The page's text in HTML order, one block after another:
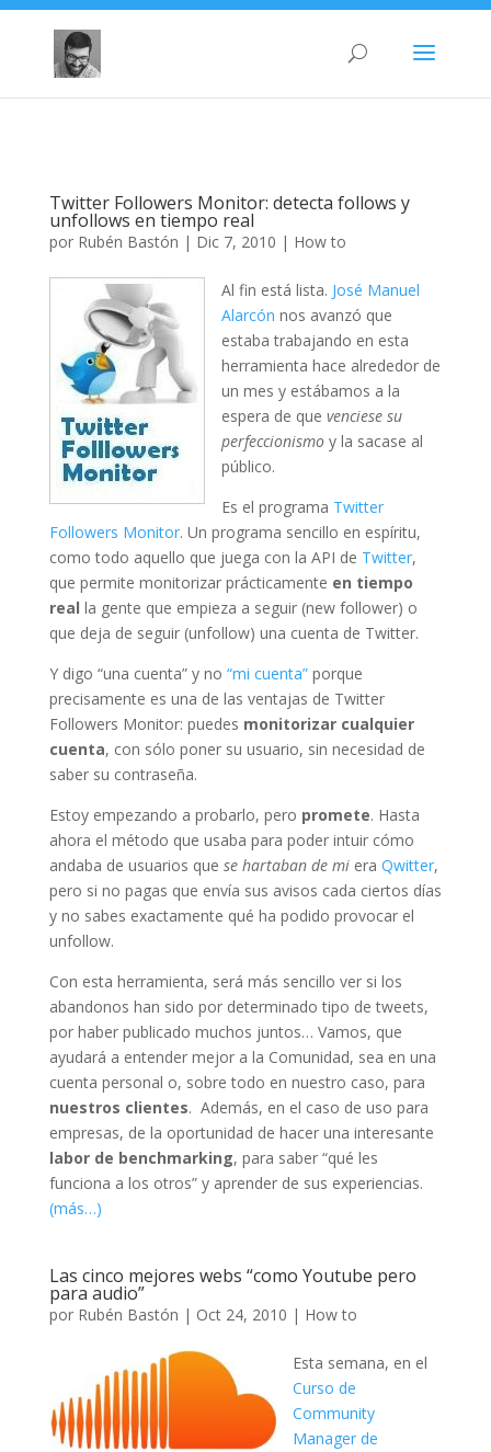
Twitter Followers Monitor: detecta follows y
unfollows en tiempo real
por Rubén Bastón | Dic 7, 2010 | How to
Al fin está lista. José Manuel
Alarcón nos avanzó que
estaba trabajando en esta
herramienta hace alrededor de
un mes y estábamos a la
espera de que venciese su
perfeccionismoy la sacase al
público.
Es el programa Twitter
Followers Monitor. Un programa sencillo en espíritu,
como todo aquello que juega con la API de Twitter,
que permite monitorizar prácticamente en tiempo
real la gente que empieza a seguir (new follower) o
que deja de seguir (unfollow) una cuenta de Twitter.
Y digo “una cuenta” y no “mi cuenta”porque
precisamente es una de las ventajas de Twitter
Followers Monitor: puedes monitorizar cualquier
cuenta, con sólo poner su usuario, sin necesidad de
saber su contraseña.
Estoy empezando a probarlo, pero promete. Hasta
ahora el método que usaba para poder intuir cómo
andaba de usuarios que se hartaban de miera Qwitter,
pero si no pagas que envía sus avisos cada ciertos días
y no sabes exactamente qué ha podido provocar el
unfollow.
Con esta herramienta, será más sencillo ver si los
abandonos han sido por determinado tipo de tweets,
por haber publicado muchos juntos… Vamos, que
ayudará a entender mejor a la Comunidad, sea en una
cuenta personal o, sobre todo en nuestro caso, para
nuestros clientes. Además, en el caso de uso para
empresas, de la oportunidad de hacer una interesante
labor de benchmarking, para saber “qué les
funciona a los otros” y aprender de sus experiencias.
(más…)
Las cinco mejores webs “como Youtube pero
para audio”
por Rubén Bastón | Oct 24, 2010 | How to
Esta semana, en el
Curso de
Community
Manager de